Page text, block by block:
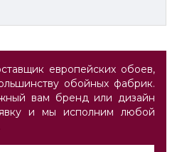
европейских обоев,
обойных фабрик.
вам бренд или дизайн
и мы исполним любой